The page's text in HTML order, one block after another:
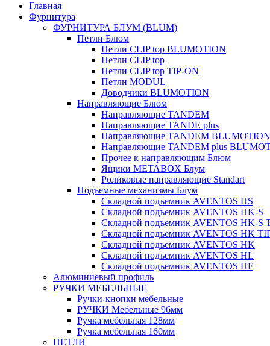
Главная
Фурнитура
ФУРНИТУРА БЛУМ (BLUM)
Петли Блюм
Петли CLIP top BLUMOTION
Петли CLIP top
Петли CLIP top TIP-ON
Петли MODUL
Доводчики BLUMOTION
Направляющие Блюм
Направляющие TANDEM
Направляющие TANDE plus
Направляющие TANDEM BLUMOTION
Направляющие TANDEM plus
Прочее к направляющим Блюм
Ящики METABOX Блум
Роликовые направляющие Standart
Подъемные механизмы Блум
Складной подъемник AVENTOS HS
Складной подъемник AVENTOS HK-S
Складной подъемник AVENTOS HK-S
Складной подъемник AVENTOS HK
Складной подъемник AVENTOS HK
Складной подъемник AVENTOS HL
Складной подъемник AVENTOS HF
Алюминиевый профиль
РУЧКИ МЕБЕЛЬНЫЕ
Ручки-кнопки мебельные
РУЧКИ Мебельные 96мм
Ручка мебельная 128мм
Ручка мебельная 160мм
ПЕТЛИ